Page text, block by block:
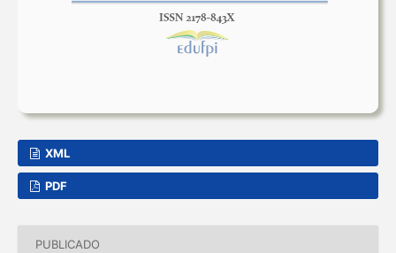
XML
PDF
PUBLICADO